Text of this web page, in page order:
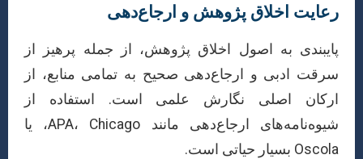
رعایت اخلاق پژوهش و ارجاع‌دهی
پایبندی به اصول اخلاق پژوهش، از جمله پرهیز از
سرقت ادبی و ارجاع‌دهی صحیح به تمامی منابع، از
ارکان اصلی نگارش علمی است. استفاده از
شیوه‌نامه‌های ارجاع‌دهی مانند APA، Chicago، یا
Oscola بسیار حیاتی است.